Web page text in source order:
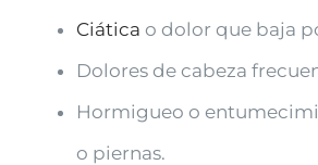
Ciática o dolor que baja
Dolores de cabeza
Hormigueo o
o piernas.